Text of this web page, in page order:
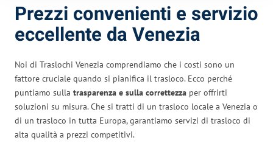
Prezzi convenienti e servizio
eccellente da Venezia
Noi di Traslochi Venezia comprendiamo che i costi sono un
fattore cruciale quando si pianifica il trasloco. Ecco perché
puntiamo sulla trasparenza e sulla correttezza per offrirti
soluzioni su misura. Che si tratti di un trasloco locale a Venezia o
di un trasloco in tutta Europa, garantiamo servizi di trasloco di
alta qualità a prezzi competitivi.